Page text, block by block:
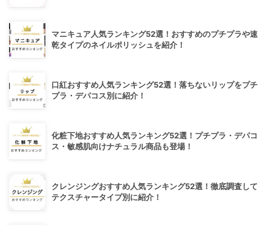
マニキュア人気ランキング52選！おすすめのプチプラや速
乾タイプのネイルポリッシュを紹介！
口紅おすすめ人気ランキング52選！落ちないリップをプチ
プラ・デパコス別に紹介！
化粧下地おすすめ人気ランキング52選！プチプラ・デパコ
ス・敏感肌向けナチュラル商品も登場！
クレンジングおすすめ人気ランキング52選！徹底調査して
テクスチャータイプ別に紹介！